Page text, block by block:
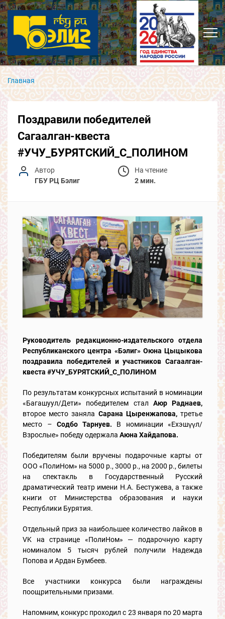
Главная
Поздравили победителей
Сагаалган-квеста
#УЧУ_БУРЯТСКИЙ_С_ПОЛИНОМ
Автор
ГБУ РЦ Бэлиг
На чтение
2 мин.
Руководитель редакционно-издательского отдела
Республиканского центра «Бэлиг» Оюна Цыцыкова
поздравила победителей и участников Сагаалган-
квеста #УЧУ_БУРЯТСКИЙ_С_ПОЛИНОМ
По результатам конкурсных испытаний в номинации
«Багашуул/Дети» победителем стал Аюр Раднаев,
второе место заняла Сарана Цыренжапова,третье
место
– Содбо Тарнуев. В номинации «Ехэшүүл/
Взрослые» победу одержала Аюна Хайдапова.
Победителям были вручены подарочные карты от
ООО «ПолиНом» на 5000 р., 3000 р., на 2000 р., билеты
на спектакль в Государственный Русский
драматический театр имени Н.А. Бестужева, а также
книги от Министерства образования и науки
Республики Бурятия.
Отдельный приз за наибольшее количество лайков в
VK на странице «ПолиНом» — подарочную карту
номиналом 5 тысяч рублей получили Надежда
Попова и Ардан Бумбеев.
Все участники конкурса были награждены
поощрительными призами.
Напомним, конкурс проходил с 23 января по 20 марта